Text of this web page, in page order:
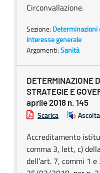
Circonvallazione.
Sezione: Determinazioni
interesse generale
Argomenti:Sanità
DETERMINAZIONE
STRATEGIE E
aprile 2018 n. 145
Scarica Ascolta
Accreditamento
comma 3, lett, c)
dell’art. 7, commi 1 e